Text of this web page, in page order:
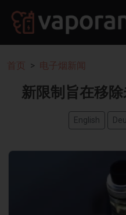
首页 电子烟新闻
新限制旨在移
English